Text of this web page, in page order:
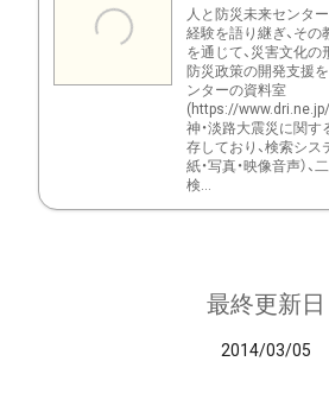
人と防災未来センター
経験を語り継ぎ、そ
を通じて、災害文化の
防災政策の開発支援
ンターの資料室
(https://
神・淡路大震災に関す
存しており、検索シス
紙・写真・映像音声）、
検...
最終更新日
2014/03/05